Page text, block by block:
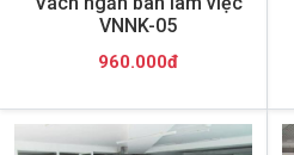
VNNK-05
960.000đ